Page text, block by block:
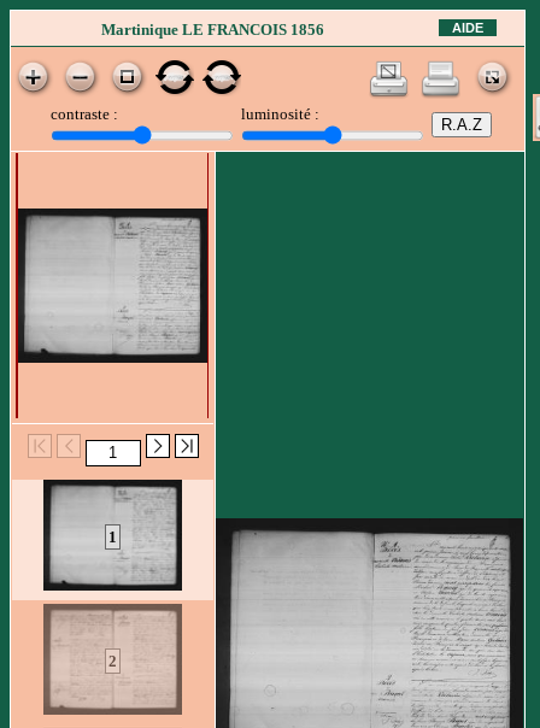
AIDE
Martinique LE FRANCOIS 1856
contraste : luminosité :
1
2